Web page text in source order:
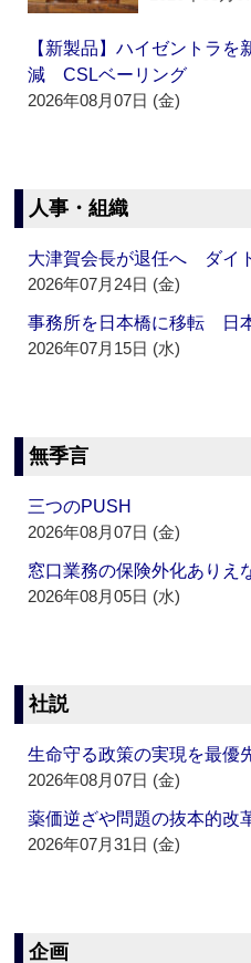
【新製品】ハイゼントラを
減 CSLベーリング
2026年08月07日 (金)
人事・組織
大津賀会長が退任へ ダイ
2026年07月24日 (金)
事務所を日本橋に移転 日
2026年07月15日 (水)
無季言
三つのPUSH
2026年08月07日 (金)
窓口業務の保険外化ありえ
2026年08月05日 (水)
社説
生命守る政策の実現を最優
2026年08月07日 (金)
薬価逆ざや問題の抜本的改
2026年07月31日 (金)
企画